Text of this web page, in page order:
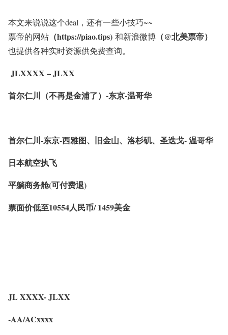
本文来说说这个deal，还有一些小技巧~~
票帝的网站 （https://piao.tips) 和新浪微博 （@北美票帝）
也提供各种实时资源供免费查询。
JLXXXX – JLXX
首尔仁川（不再是金浦了）-东京-温哥华
首尔仁川-东京-西雅图、旧金山、洛杉矶、圣迭戈- 温哥华
日本航空执飞
平躺商务舱(可付费退)
票面价低至10554人民币/ 1459美金
JL XXXX- JLXX
-AA/ACxxxx